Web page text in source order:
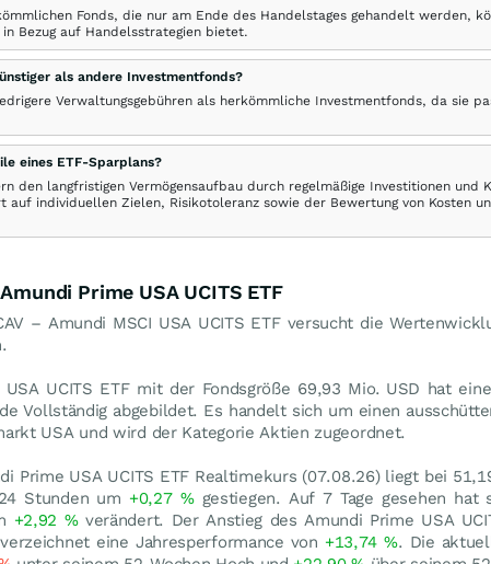
Fonds, die nur am Ende des Handelstages gehandelt werden,
Bezug auf Handelsstrategien bietet.
als andere Investmentfonds?
Verwaltungsgebühren als herkömmliche Investmentfonds, da sie
eines ETF-Sparplans?
den langfristigen Vermögensaufbau durch regelmäßige Investitionen
auf individuellen Zielen, Risikotoleranz sowie der Bewertung von Kosten
Prime USA UCITS ETF
– Amundi MSCI USA UCITS ETF versucht die
UCITS ETF mit der Fondsgröße 69,93 Mio. USD hat
Vollständig abgebildet. Es handelt sich um einen
USA und wird der Kategorie Aktien zugeordnet.
Prime USA UCITS ETF Realtimekurs (07.08.26) liegt bei
Stunden um +0,27 %gestiegen. Auf 7 Tage gesehen hat
+2,92 %verändert. Der Anstieg des Amundi Prime USA
eine Jahresperformance von +13,74%. Die